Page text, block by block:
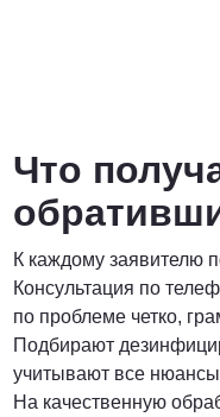
Что
К каждому заявителю
Консультация по
по проблеме четко,
Подбирают
учитывают все
На качественную